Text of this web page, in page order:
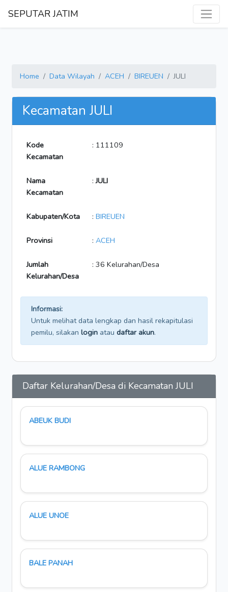
SEPUTAR JATIM
Home Data Wilayah ACEH BIREUEN JULI
Kecamatan JULI
Kode
Kecamatan
: 111109
Nama
Kecamatan
:JULI
Kabupaten/Kota : BIREUEN
Provinsi : ACEH
Jumlah
Kelurahan/Desa
: 36 Kelurahan/Desa
Informasi:
Untuk melihat data lengkap dan hasil rekapitulasi
pemilu, silakan login atau daftar akun.
Daftar Kelurahan/Desa di Kecamatan JULI
ABEUK BUDI
ALUE RAMBONG
ALUE UNOE
BALE PANAH